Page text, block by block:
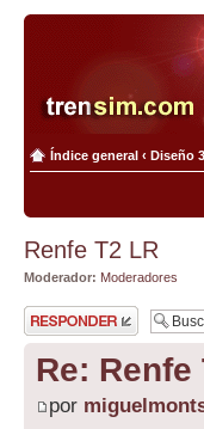
Índice general ‹ Diseño
Renfe T2 LR
Moderador: Moderadores
Publicar una
respuesta
Re: Renfe
por